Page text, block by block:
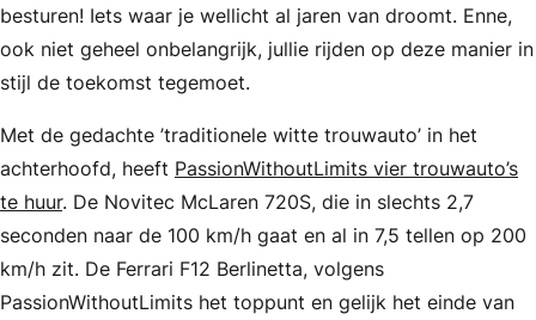
besturen! Iets waar je wellicht al jaren van droomt. Enne,
ook niet geheel onbelangrijk, jullie rijden op deze manier in
stijl de toekomst tegemoet.
Met de gedachte ’traditionele witte trouwauto’ in het
achterhoofd, heeft PassionWithoutLimits vier trouwauto’s
te huur. De Novitec McLaren 720S, die in slechts 2,7
seconden naar de 100 km/h gaat en al in 7,5 tellen op 200
km/h zit. De Ferrari F12 Berlinetta, volgens
PassionWithoutLimits het toppunt en gelijk het einde van